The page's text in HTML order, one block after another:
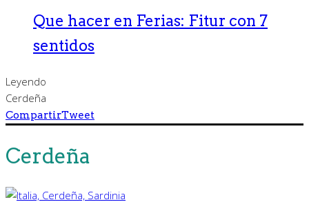
Que hacer en Ferias: Fitur con 7
sentidos
Leyendo
Cerdeña
CompartirTweet
Cerdeña